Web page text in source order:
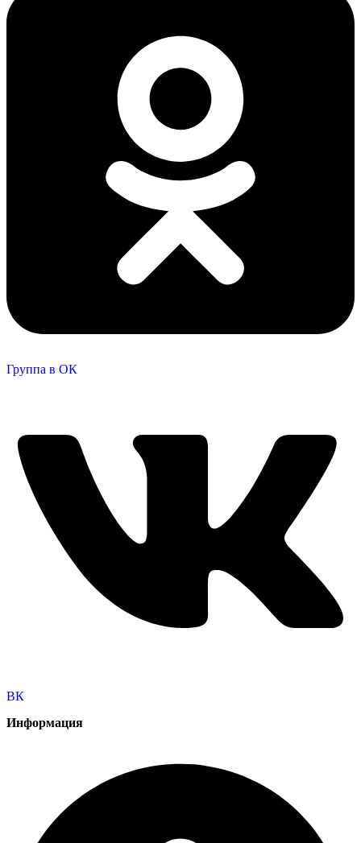
Группа в ОК
ВК
Информация